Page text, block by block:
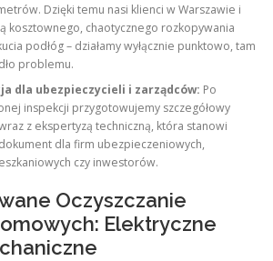
Dzięki temu nasi klienci w Warszawie i
kosztownego, chaotycznego rozkopywania
podłóg – działamy wyłącznie punktowo, tam
problemu.
dla ubezpieczycieli i zarządców: Po
inspekcji przygotowujemy szczegółowy
z ekspertyzą techniczną, która stanowi
dla firm ubezpieczeniowych,
czy inwestorów.
Oczyszczanie
Elektryczne